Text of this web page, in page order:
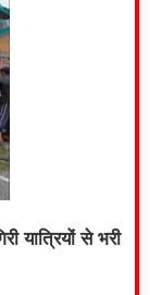
यात्रियों से भरी